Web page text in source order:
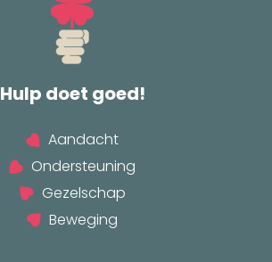
Hulp doet goed!
Aandacht
Ondersteuning
Gezelschap
Beweging